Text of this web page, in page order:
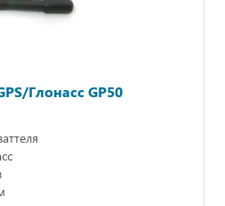
Глонасс GP50